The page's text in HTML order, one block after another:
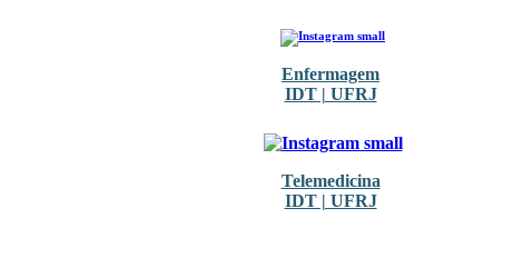
Enfermagem
IDT | UFRJ
Telemedicina
IDT | UFRJ